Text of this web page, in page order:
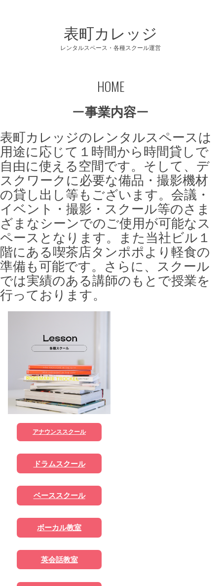
表町カレッジ
レンタルスペース・各種スクール運営
HOME
ー事業内容ー
表町カレッジのレンタルスペースは
用途に応じて１時間から時間貸しで
自由に使える空間です。そして、デ
スクワークに必要な備品・撮影機材
の貸し出し等もございます。会議・
イベント・撮影・スクール等のさま
ざまなシーンでのご使用が可能なス
ペースとなります。また当社ビル１
階にある喫茶店タンポポより軽食の
準備も可能です。さらに、スクール
では実績のある講師のもとで授業を
行っております。
アナウンススクール
ドラムスクール
ベーススクール
ボーカル教室
英会話教室